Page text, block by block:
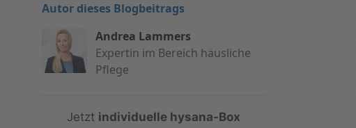
Autor dieses Blogbeitrags
Andrea Lammers
Expertin im Bereich häusliche
Pflege
Jetzt individuelle hysana-Box